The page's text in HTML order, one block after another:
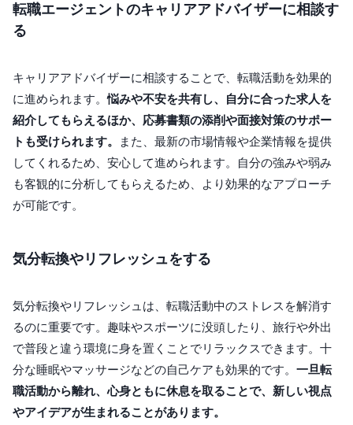
転職エージェントのキャリアアドバイザーに相談す
る
キャリアアドバイザーに相談することで、転職活動を効果的
に進められます。悩みや不安を共有し、自分に合った求人を
紹介してもらえるほか、応募書類の添削や面接対策のサポー
トも受けられます。
また、最新の市場情報や企業情報を提供
してくれるため、安心して進められます。自分の強みや弱み
も客観的に分析してもらえるため、より効果的なアプローチ
が可能です。
気分転換やリフレッシュをする
気分転換やリフレッシュは、転職活動中のストレスを解消す
るのに重要です。趣味やスポーツに没頭したり、旅行や外出
で普段と違う環境に身を置くことでリラックスできます。十
分な睡眠やマッサージなどの自己ケアも効果的です。 一旦転
職活動から離れ、心身ともに休息を取ることで、新しい視点
やアイデアが生まれることがあります。